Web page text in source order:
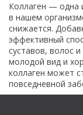
Коллаген — одна
в нашем
снижается.
эффективный
суставов, волос
молодой вид и
коллаген может
повседневной